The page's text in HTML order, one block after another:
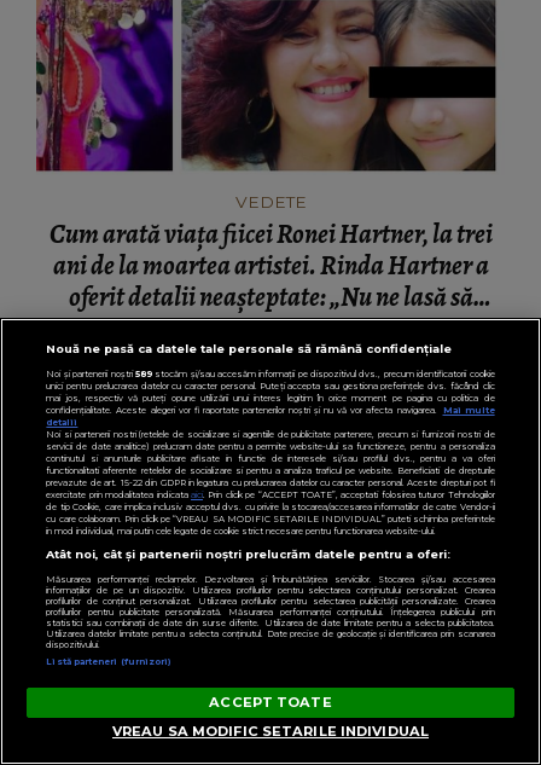
VEDETE
Cum arată viața fiicei Ronei Hartner, la trei
ani de la moartea artistei. Rinda Hartner a
oferit detalii neașteptate: „Nu ne lasă să
mutăm nimic.”
Nouă ne pasă ca datele tale personale să rămână confidențiale
Noi și partenerii noștri589stocăm și/sau accesăm informații pe dispozitivul dvs., precum identificatorii cookie
unici pentru prelucrarea datelor cu caracter personal. Puteți accepta sau gestiona preferințele dvs. făcând clic
mai jos, respectiv vă puteți opune utilizării unui interes legitim în orice moment pe pagina cu politica de
confidențialitate. Aceste alegeri vor fi raportate partenerilor noștri și nu vă vor afecta navigarea.
Mai multe
detalii
Noi si partenerii nostri (retelele de socializare si agentiile de publicitate partenere, precum si furnizorii nostri de
servicii de date analitice) prelucram date pentru a permite website-ului sa functioneze, pentru a personaliza
continutul si anunturile publicitare afisate in functie de interesele si/sau profilul dvs., pentru a va oferi
functionalitati aferente retelelor de socializare si pentru a analiza traficul pe website. Beneficiati de drepturile
prevazute de art. 15-22 din GDPR in legatura cu prelucrarea datelor cu caracter personal. Aceste drepturi pot fi
exercitate prin modalitatea indicataaici. Prin click pe “ACCEPT TOATE”, acceptati folosirea tuturor Tehnologiilor
de tip Cookie, care implica inclusiv acceptul dvs. cu privire la stocarea/accesarea informatiilor de catre Vendor-ii
cu care colaboram. Prin click pe “VREAU SA MODIFIC SETARILE INDIVIDUAL” puteti schimba preferintele
in mod individual, mai putin cele legate de cookie strict necesare pentru functionarea website-ului.
Atât noi, cât și partenerii noștri prelucrăm datele pentru a oferi:
Măsurarea performanței reclamelor. Dezvoltarea și îmbunătățirea serviciilor. Stocarea și/sau accesarea
informațiilor de pe un dispozitiv. Utilizarea profilurilor pentru selectarea conținutului personalizat. Crearea
profilurilor de conținut personalizat. Utilizarea profilurilor pentru selectarea publicității personalizate. Crearea
profilurilor pentru publicitate personalizată. Măsurarea performanței conținutului. Înțelegerea publicului prin
statistici sau combinații de date din surse diferite. Utilizarea de date limitate pentru a selecta publicitatea.
Utilizarea datelor limitate pentru a selecta conținutul. Date precise de geolocație și identificarea prin scanarea
dispozitivului.
Listă parteneri (furnizori)
ACCEPT TOATE
VREAU SA MODIFIC SETARILE INDIVIDUAL